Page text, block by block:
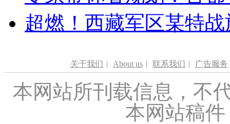
超燃！西藏军区某特
关于我们 | About us | 联系我们 | 广告服务
本网站所刊载信息，不
本网站稿